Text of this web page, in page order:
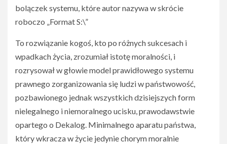
bolączek systemu, które autor nazywa w skrócie
roboczo „Format S:\”
To rozwiązanie kogoś, kto po różnych sukcesach i
wpadkach życia, zrozumiał istotę moralności, i
rozrysował w głowie model prawidłowego systemu
prawnego zorganizowania się ludzi w państwowość,
pozbawionego jednak wszystkich dzisiejszych form
nielegalnego i niemoralnego ucisku, prawodawstwie
opartego o Dekalog. Minimalnego aparatu państwa,
który wkracza w życie jedynie chorym moralnie